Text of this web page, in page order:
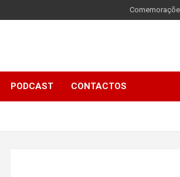
PODCAST CONTACTOS